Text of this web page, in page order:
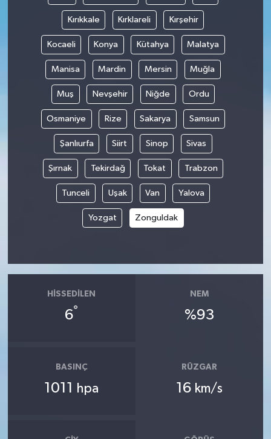
Kırıkkale Kırklareli Kırşehir
Kocaeli Konya Kütahya Malatya
Manisa Mardin Mersin Muğla
Muş Nevşehir Niğde Ordu
Osmaniye Rize Sakarya Samsun
Şanlıurfa Siirt Sinop Sivas
Şırnak Tekirdağ Tokat Trabzon
Tunceli Uşak Van Yalova
Yozgat Zonguldak
HISSEDILEN
6°
NEM
%93
BASINÇ
1011 hpa
RÜZGAR
16 km/s